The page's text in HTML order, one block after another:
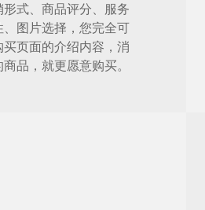
式、商品评分、服务
图片选择，您完全可
买页面的介绍内容，消
品，就更愿意购买。